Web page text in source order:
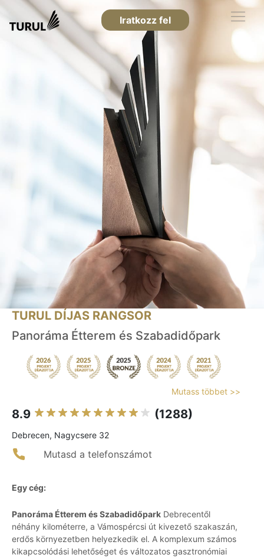
Iratkozz fel
TURUL DÍJAS RANGSOR
Panoráma Étterem és Szabadidőpark
Mutass többet >>
8.9 (1288)
Debrecen, Nagycsere 32
Mutasd a telefonszámot
Egy cég:
Panoráma Étterem és Szabadidőpark Debrecentől
néhány kilométerre, a Vámospércsi út kivezető szakaszán,
erdős környezetben helyezkedik el. A komplexum számos
kikapcsolódási lehetőséget és változatos gasztronómiai